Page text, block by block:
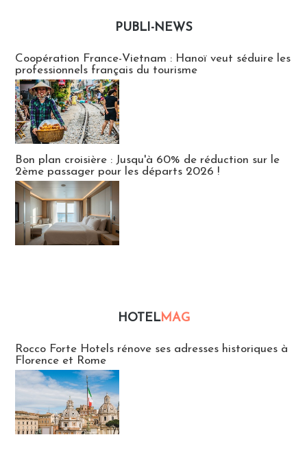
PUBLI-NEWS
Coopération France-Vietnam : Hanoï veut séduire les
professionnels français du tourisme
Bon plan croisière : Jusqu'à 60% de réduction sur le
2ème passager pour les départs 2026 !
HOTELMAG
Rocco Forte Hotels rénove ses adresses historiques à
Florence et Rome